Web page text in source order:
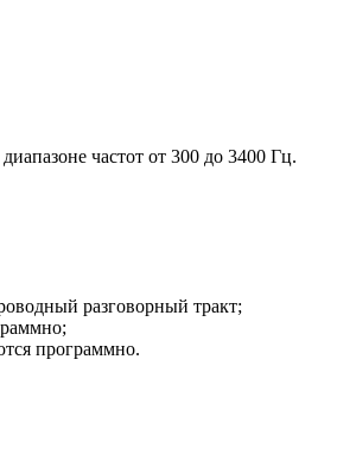
частот от 300 до 3400 Гц.
разговорный тракт;
программно.